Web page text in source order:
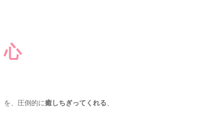
心
を、圧倒的に癒しちぎってくれる、